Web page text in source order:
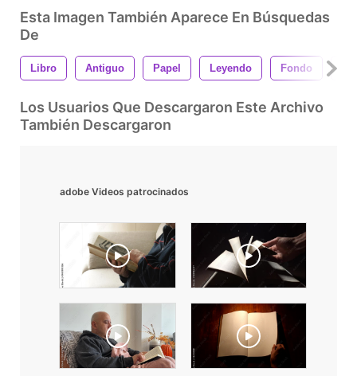
Esta Imagen También Aparece En Búsquedas
De
Libro Antiguo Papel Leyendo Fondo
Los Usuarios Que Descargaron Este Archivo
También Descargaron
adobe Videos patrocinados